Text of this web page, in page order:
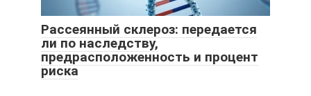
Рассеянный склероз: передается
ли по наследству,
предрасположенность и процент
риска